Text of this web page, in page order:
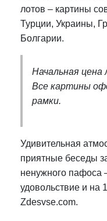
лотов – картины
Турции, Украины,
Болгарии.
Начальная цена
Все картины
рамки.
Удивительная
приятные беседы
ненужного пафоса
удовольствие и на
Zdesvse.com.